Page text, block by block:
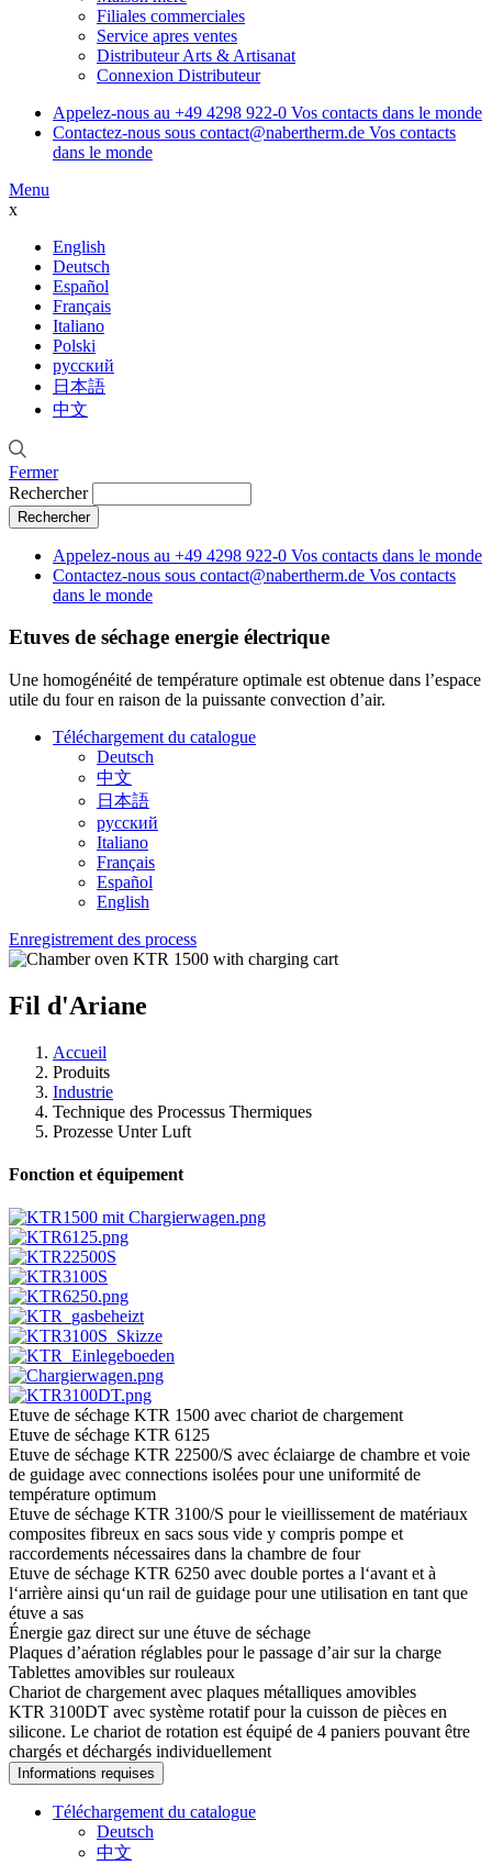
Filiales commerciales
Service apres ventes
Distributeur Arts & Artisanat
Connexion Distributeur
Appelez-nous au +49 4298 922-0 Vos contacts dans le monde
Contactez-nous sous contact@nabertherm.de Vos contacts
dans le monde
Menu
x
English
Deutsch
Español
Français
Italiano
Polski
русский
日本語
中文
Fermer
Rechercher
Appelez-nous au +49 4298 922-0 Vos contacts dans le monde
Contactez-nous sous contact@nabertherm.de Vos contacts
dans le monde
Etuves de séchage energie électrique
Une homogénéité de température optimale est obtenue dans l’espace
utile du four en raison de la puissante convection d’air.
Téléchargement du catalogue
Deutsch
中文
日本語
русский
Italiano
Français
Español
English
Enregistrement des process
Fil d'Ariane
Accueil
Produits
Industrie
Technique des Processus Thermiques
Prozesse Unter Luft
Fonction et équipement
Etuve de séchage KTR 1500 avec chariot de chargement
Etuve de séchage KTR 6125
Etuve de séchage KTR 22500/S avec éclaiarge de chambre et voie
de guidage avec connections isolées pour une uniformité de
température optimum
Etuve de séchage KTR 3100/S pour le vieillissement de matériaux
composites fibreux en sacs sous vide y compris pompe et
raccordements nécessaires dans la chambre de four
Etuve de séchage KTR 6250 avec double portes a l‘avant et à
l‘arrière ainsi qu‘un rail de guidage pour une utilisation en tant que
étuve a sas
Énergie gaz direct sur une étuve de séchage
Plaques d’aération réglables pour le passage d’air sur la charge
Tablettes amovibles sur rouleaux
Chariot de chargement avec plaques métalliques amovibles
KTR 3100DT avec système rotatif pour la cuisson de pièces en
silicone. Le chariot de rotation est équipé de 4 paniers pouvant être
chargés et déchargés individuellement
Informations requises
Téléchargement du catalogue
Deutsch
中文